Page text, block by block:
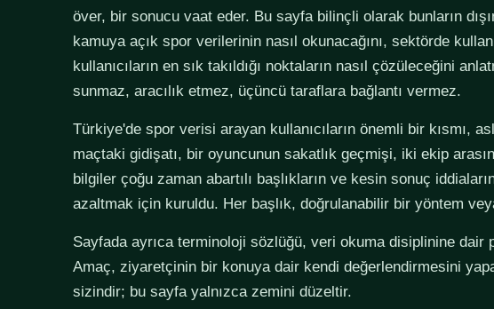
över, bir sonucu vaat eder. Bu sayfa bilinçli olarak bunların
kamuya açık spor verilerinin nasıl okunacağını, sektörde
kullanıcıların en sık takıldığı noktaların nasıl çözüleceğini
sunmaz, aracılık etmez, üçüncü taraflara bağlantı vermez.
Türkiye'de spor verisi arayan kullanıcıların önemli bir kısmı,
maçtaki gidişatı, bir oyuncunun sakatlık geçmişi, iki ekip
bilgiler çoğu zaman abartılı başlıkların ve kesin sonuç
azaltmak için kuruldu. Her başlık, doğrulanabilir bir yöntem
Sayfada ayrıca terminoloji sözlüğü, veri okuma disiplinine dair
Amaç, ziyaretçinin bir konuya dair kendi değerlendirmesini
sizindir; bu sayfa yalnızca zemini düzeltir.